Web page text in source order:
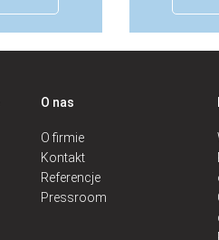
O nas
O firmie
Kontakt
Referencje
Pressroom